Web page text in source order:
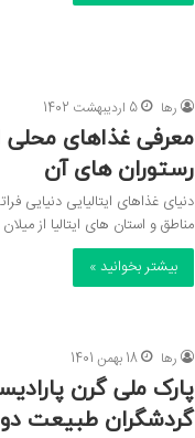
رها 5 اردیبهشت 1402
معرفی غذاهای محلی
رستوران های آن
دنیای غذاهای ایتالیایی دنیایی
مناطق و استان‌ های ایتالیا از
بیشتر بخوانید »
رها 18 بهمن 1401
پارک ملی گرن
گردشگران طبیعت‌